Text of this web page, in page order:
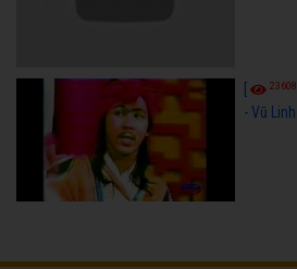
23608
- Vũ Linh